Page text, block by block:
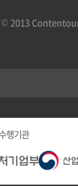
2013
행기관